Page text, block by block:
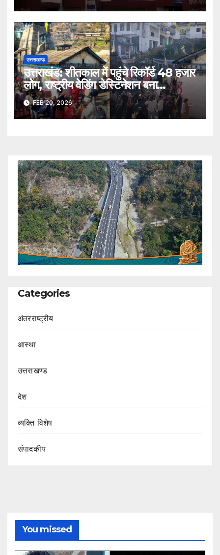
उत्तराखण्ड
उत्तराखंड: शीतकाल में पहुंचे रिकॉर्ड 48 हजार
लोग, राष्ट्रीय वेडिंग डेस्टिनेशन बना
त्रियुगीनारायण
FEB 20, 2026
Categories
अंतरराष्ट्रीय
आस्था
उत्तराखण्ड
देश
व्यक्ति विशेष
संपादकीय
You missed